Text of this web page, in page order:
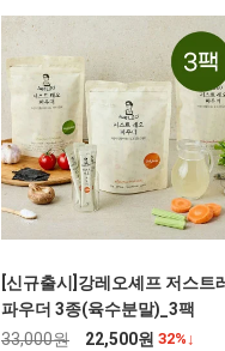
[신규출시]강레오셰프 저스트
파우더 3종(육수분말)_3팩
33,000원
22,500원 32%↓